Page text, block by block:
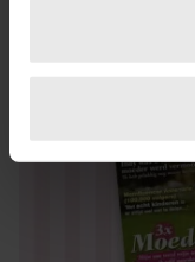
op specifieke
verwerkt en stel
intrekken in de
We gebruiken
personaliseren,